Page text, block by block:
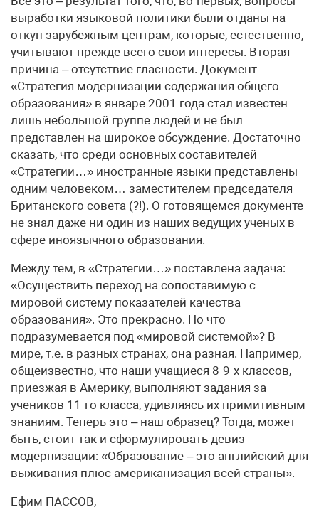
выработки языковой политики были отданы на
откуп зарубежным центрам, которые, естественно,
учитывают прежде всего свои интересы. Вторая
причина – отсутствие гласности. Документ
«Стратегия модернизации содержания общего
образования» в январе 2001 года стал известен
лишь небольшой группе людей и не был
представлен на широкое обсуждение. Достаточно
сказать, что среди основных составителей
«Стратегии…» иностранные языки представлены
одним человеком… заместителем председателя
Британского совета (?!). О готовящемся документе
не знал даже ни один из наших ведущих ученых в
сфере иноязычного образования.
Между тем, в «Стратегии…» поставлена задача:
«Осуществить переход на сопоставимую с
мировой систему показателей качества
образования». Это прекрасно. Но что
подразумевается под «мировой системой»? В
мире, т.е. в разных странах, она разная. Например,
общеизвестно, что наши учащиеся 8-9-х классов,
приезжая в Америку, выполняют задания за
учеников 11-го класса, удивляясь их примитивным
знаниям. Теперь это – наш образец? Тогда, может
быть, стоит так и сформулировать девиз
модернизации: «Образование – это английский для
выживания плюс американизация всей страны».
Ефим ПАССОВ,